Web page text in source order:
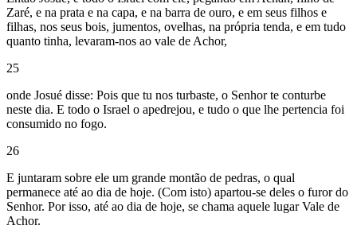
Zaré, e na prata e na capa, e na barra de ouro, e em seus filhos e
filhas, nos seus bois, jumentos, ovelhas, na própria tenda, e em tudo
quanto tinha, levaram-nos ao vale de Achor,
25
onde Josué disse: Pois que tu nos turbaste, o Senhor te conturbe
neste dia. E todo o Israel o apedrejou, e tudo o que lhe pertencia foi
consumido no fogo.
26
E juntaram sobre ele um grande montão de pedras, o qual
permanece até ao dia de hoje. (Com isto) apartou-se deles o furor do
Senhor. Por isso, até ao dia de hoje, se chama aquele lugar Vale de
Achor.